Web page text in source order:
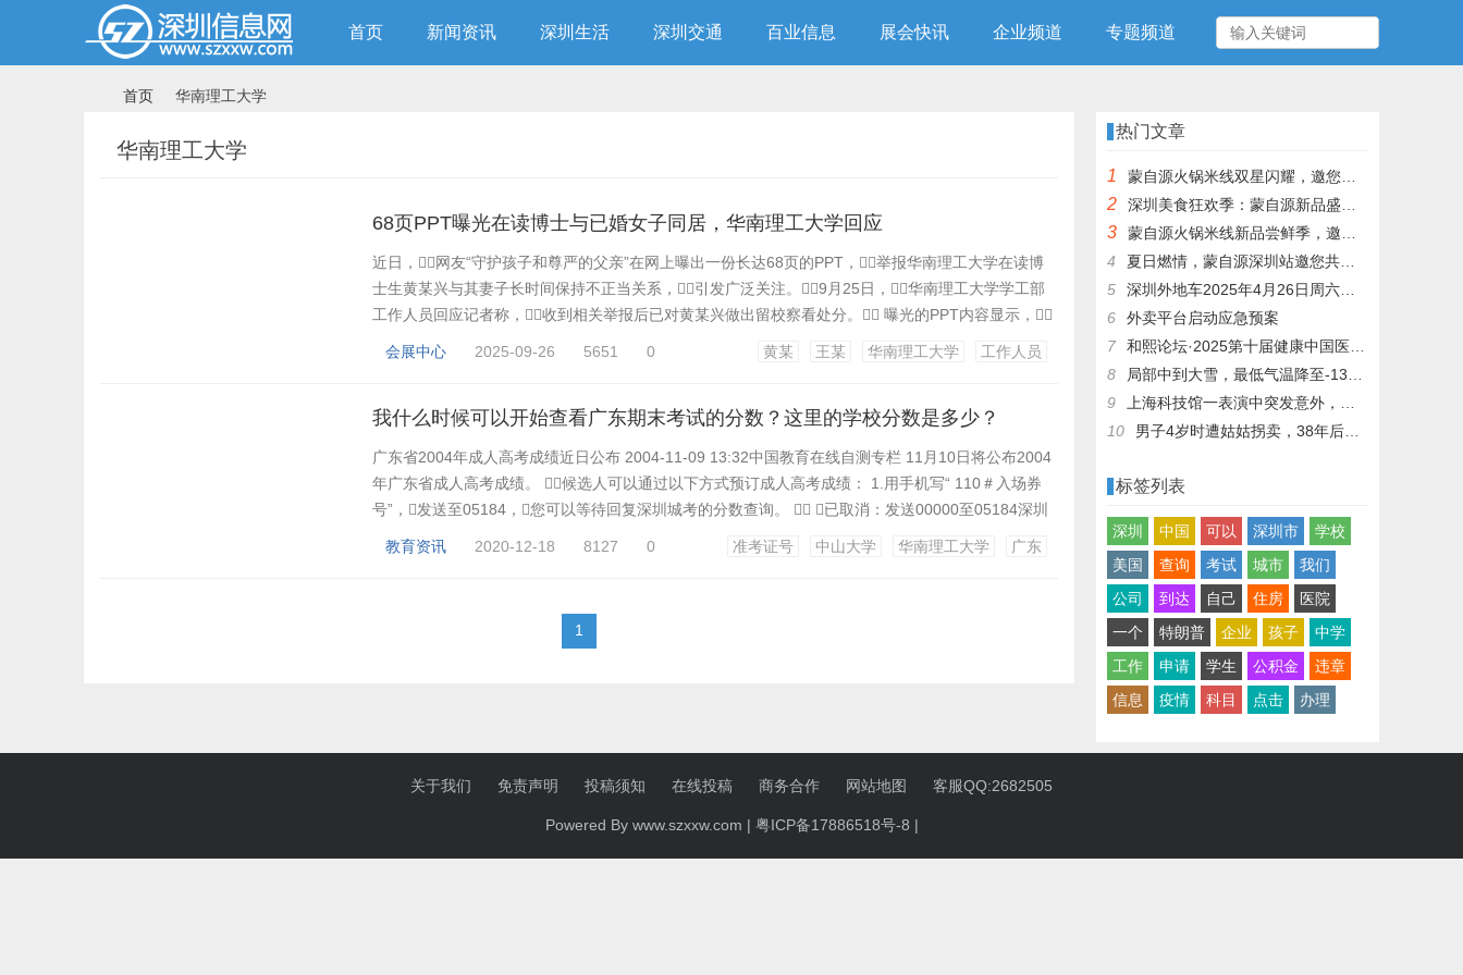
首页 新闻资讯 深圳生活 深圳交通 百业信息 展会快讯 企业频道 专题频道
首页 华南理工大学
华南理工大学
68页PPT曝光在读博士与已婚女子同居，华南理工大学回应
近日，网友“守护孩子和尊严的父亲”在网上曝出一份长达68页的PPT，举报华南理工大学在读博
士生黄某兴与其妻子长时间保持不正当关系，引发广泛关注。9月25日，华南理工大学学工部
工作人员回应记者称，收到相关举报后已对黄某兴做出留校察看处分。 曝光的PPT内容显示，
举报人与妻子王某于2015年相识，2019年结婚后育有一女。2024年7月，王某赴英国某知名大
会展中心 2025-09-26 5651 0 黄某 王某 华南理工大学 工作人员
我什么时候可以开始查看广东期末考试的分数？这里的学校分数是多少？
广东省2004年成人高考成绩近日公布 2004-11-09 13:32中国教育在线自测专栏 11月10日将公布2004
年广东省成人高考成绩。 候选人可以通过以下方式预订成人高考成绩： 1.用手机写“ 110＃入场券
号”，发送至05184，您可以等待回复深圳城考的分数查询。  （已取消：发送00000至05184深圳
城考得分查询。电话为020-。） 2.用手机写“ 112入场券号”，将其发送至09500，您可以等待回
教育资讯 2020-12-18 8127 0 准考证号 中山大学 华南理工大学 广东
1
热门文章
1 蒙自源火锅米线双星闪耀，邀您共享辣爽夏日盛宴！
2 深圳美食狂欢季：蒙自源新品盛宴邀您品尝
3
蒙自源火锅米线新品尝鲜季，邀您共享味蕾盛宴！
4
夏日燃情，蒙自源深圳站邀您共赴美食盛宴！
5
深圳外地车2025年4月26日周六限行吗
6
外卖平台启动应急预案
7
和熙论坛·2025第十届健康中国医药连锁发展论坛在泰州举办
8
局部中到大雪，最低气温降至-13℃，济南今冬的第一场雪，或跟去年同一时间！
9
上海科技馆一表演中突发意外，机器人从高处坠落摔毁
10
男子4岁时遭姑姑拐卖，38年后终回家认亲！聋哑父母苦寻多年，母亲已抱憾离世丨红星寻人
标签列表
深圳 中国 可以 深圳市
学校
美国
查询 考试 城市
我们
公司
到达 自己 住房
医院
一个
特朗普 企业 孩子
中学
工作
申请 学生 公积金
违章
信息
疫情 科目 点击 办理
关于我们 免责声明 投稿须知 在线投稿 商务合作 网站地图 客服QQ:2682505
Powered By www.szxxw.com | 粤ICP备17886518号-8 |